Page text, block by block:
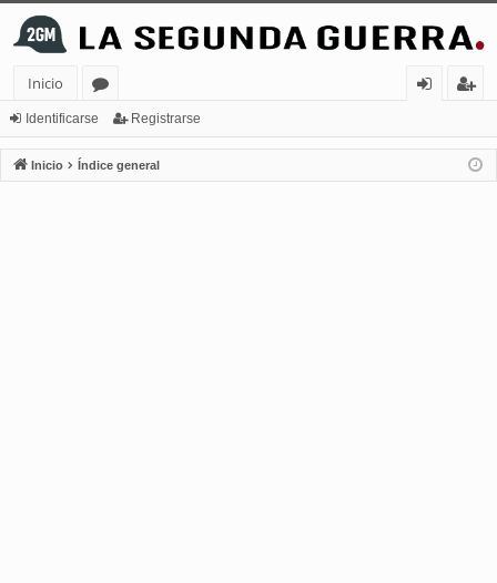
Inicio
or
os
nt
ifi
ist
ra
Identificarse Registrarse
Inicio Índice general